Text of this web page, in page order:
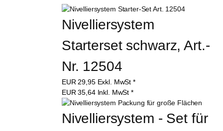
Nivelliersystem
Starterset schwarz, Art.-
Nr. 12504
EUR29,95 Exkl. MwSt *
EUR35,64 Inkl. MwSt *
Nivelliersystem - Set für